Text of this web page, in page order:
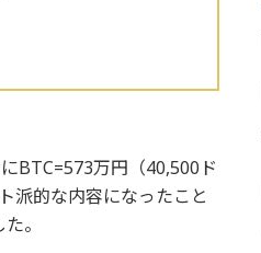
BTC=573万円（40,500ド
派的な内容になったこと
。